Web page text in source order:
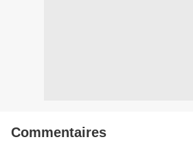
Commentaires